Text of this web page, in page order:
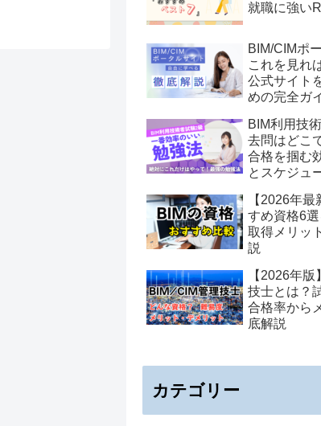
就職に強い
BIM/CIMポ
これを見れ
公式サイト
めの完全ガ
BIM利用技
去問はどこ
合格を掴む
とスケジュ
【2026年
すめ資格6選
取得メリッ
説
【2026年
技士とは？
合格率から
底解説
カテゴリー